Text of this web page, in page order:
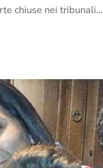
chiuse nei tribunali…